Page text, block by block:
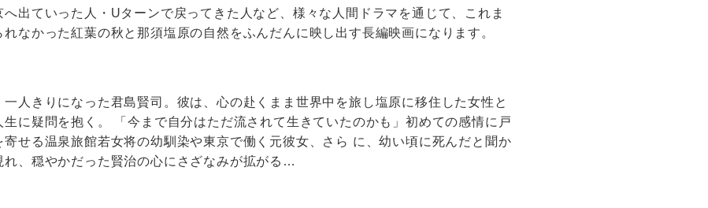
出ていった人・Uターンで戻ってきた人など、様々な人間ドラマを通じて、これま
なかった紅葉の秋と那須塩原の自然をふんだんに映し出す長編映画になります。​
人きりになった君島賢司。彼は、心の赴くまま世界中を旅し塩原に移住した女性と
生に疑問を抱く。 「今まで自分はただ流されて生きていたのかも」初めての感情に戸
せる温泉旅館若女将の幼馴染や東京で働く元彼女、さら に、幼い頃に死んだと聞か
れ、穏やかだった賢治の心にさざなみが拡がる…